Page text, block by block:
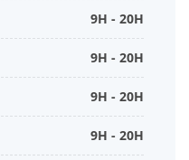
9H - 20H
9H - 20H
9H - 20H
9H - 20H